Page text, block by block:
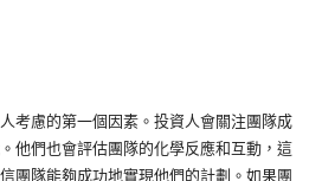
考慮的第一個因素。投資人會關注團隊成
他們也會評估團隊的化學反應和互動，這
團隊能夠成功地實現他們的計劃。如果團